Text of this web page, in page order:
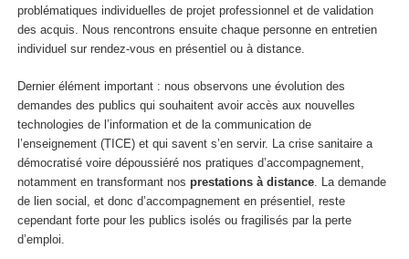
problématiques individuelles de projet professionnel et de validation
des acquis. Nous rencontrons ensuite chaque personne en entretien
individuel sur rendez-vous en présentiel ou à distance.
Dernier élément important : nous observons une évolution des
demandes des publics qui souhaitent avoir accès aux nouvelles
technologies de l’information et de la communication de
l’enseignement (TICE) et qui savent s’en servir. La crise sanitaire a
démocratisé voire dépoussiéré nos pratiques d’accompagnement,
notamment en transformant nos prestations à distance . La demande
de lien social, et donc d’accompagnement en présentiel, reste
cependant forte pour les publics isolés ou fragilisés par la perte
d’emploi.